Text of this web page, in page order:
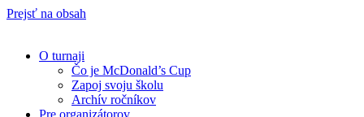
Prejsť na obsah
O turnaji
Čo je McDonald’s Cup
Zapoj svoju školu
Archív ročníkov
Pre organizátorov